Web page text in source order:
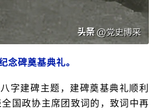
碑奠基典礼。
字建碑主题，建碑奠基典礼顺利
国政协主席团致词的，致词中再